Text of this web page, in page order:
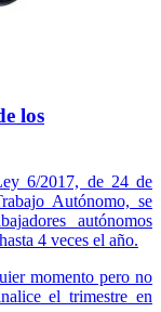
los
6/2017, de 24 de
Autónomo, se
autónomos
4 veces el año.
momento pero no
el trimestre en